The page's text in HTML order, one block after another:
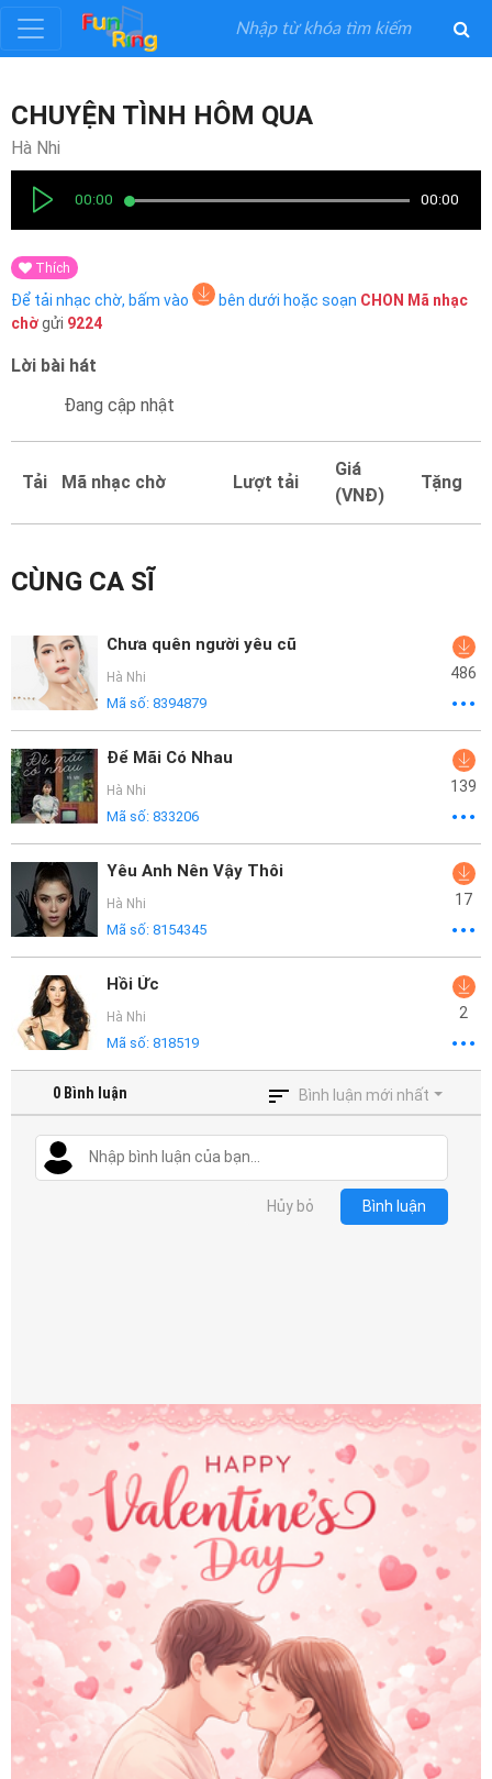
Đăng
ký
nhập
Thể
Loại
Nghệ
Mại
Dẫn
Funring
Doanh
Nghiệp
CHUYỆN TÌNH HÔM QUA
Hà Nhi
00:00 00:00
Thích
Để tải nhạc chờ, bấm vào bên dưới hoặc soạn CHON Mã nhạc
chờgửi 9224
Lời bài hát
Đang cập nhật
Tải Mã nhạc chờ Lượt tải
Giá
(VNĐ)
Tặng
CÙNG CA SĨ
Chưa quên người yêu cũ
Hà Nhi
Mã số: 8394879
486
Để Mãi Có Nhau
Hà Nhi
Mã số: 833206
139
Yêu Anh Nên Vậy Thôi
Hà Nhi
Mã số: 8154345
17
Hồi Ức
Hà Nhi
Mã số: 818519
2
0 Bình luận Bình luận mới nhất
Hủy bỏ Bình luận